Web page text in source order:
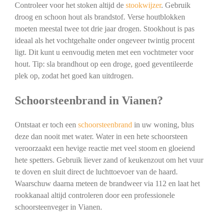
Controleer voor het stoken altijd de stookwijzer. Gebruik
droog en schoon hout als brandstof. Verse houtblokken
moeten meestal twee tot drie jaar drogen. Stookhout is pas
ideaal als het vochtgehalte onder ongeveer twintig procent
ligt. Dit kunt u eenvoudig meten met een vochtmeter voor
hout. Tip: sla brandhout op een droge, goed geventileerde
plek op, zodat het goed kan uitdrogen.
Schoorsteenbrand in Vianen?
Ontstaat er toch een schoorsteenbrand in uw woning, blus
deze dan nooit met water. Water in een hete schoorsteen
veroorzaakt een hevige reactie met veel stoom en gloeiend
hete spetters. Gebruik liever zand of keukenzout om het vuur
te doven en sluit direct de luchttoevoer van de haard.
Waarschuw daarna meteen de brandweer via 112 en laat het
rookkanaal altijd controleren door een professionele
schoorsteenveger in Vianen.